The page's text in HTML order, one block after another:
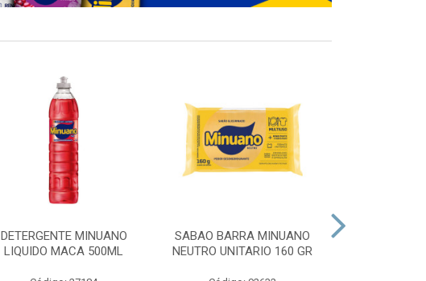
DETERGENTE MINUANO
LIQUIDO MACA 500ML
SABAO BARRA MINUANO
NEUTRO UNITARIO 160 GR